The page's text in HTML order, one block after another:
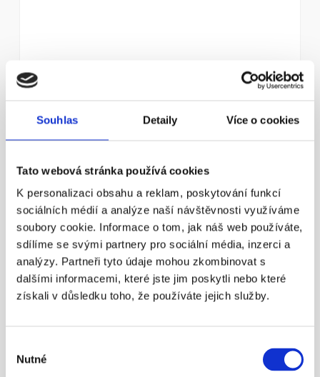
Souhlas Detaily Více o cookies
Tato webová stránka používá cookies
K personalizaci obsahu a reklam, poskytování funkcí
sociálních médií a analýze naší návštěvnosti využíváme
soubory cookie. Informace o tom, jak náš web používáte,
sdílíme se svými partnery pro sociální média, inzerci a
analýzy. Partneři tyto údaje mohou zkombinovat s
dalšími informacemi, které jste jim poskytli nebo které
získali v důsledku toho, že používáte jejich služby.
souhlasu
Nutné
¶
Státní důchod? Důchodový věk
Nezapomínejme ani na novinku – možnost mít
Více info
23. 4. 2016